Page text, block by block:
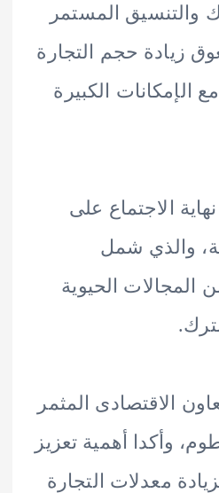
المستمر
حجم التجارة
الكبيرة
على
شمل
الحيوية
المثمر
أهمية تعزيز
التجارة